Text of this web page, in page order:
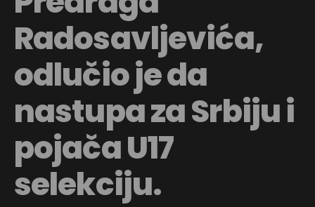
Radosavljevića,
odlučio je da
nastupa za Srbiju i
pojača U17
selekciju.